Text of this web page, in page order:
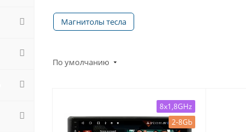
Магнитолы тесла
По умолчанию
8x1,8GHz
2-8Gb